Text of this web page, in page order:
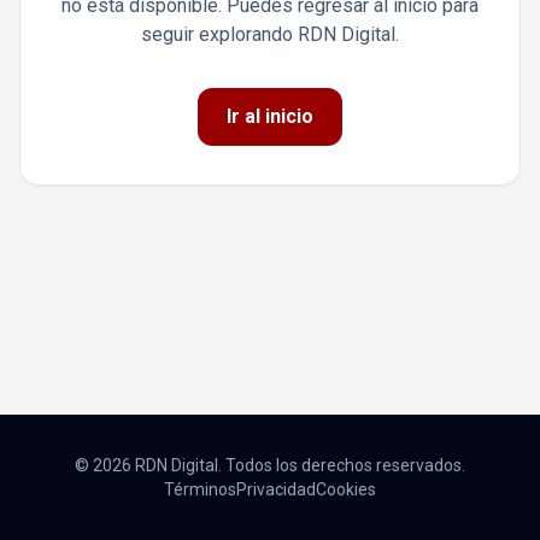
no está disponible. Puedes regresar al inicio para
seguir explorando RDN Digital.
Ir al inicio
© 2026 RDN Digital. Todos los derechos reservados.
TérminosPrivacidadCookies